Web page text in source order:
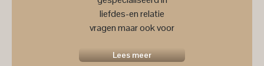
liefdes-en relatie
vragen maar ook voor
toekomstprognose ....
Lees meer